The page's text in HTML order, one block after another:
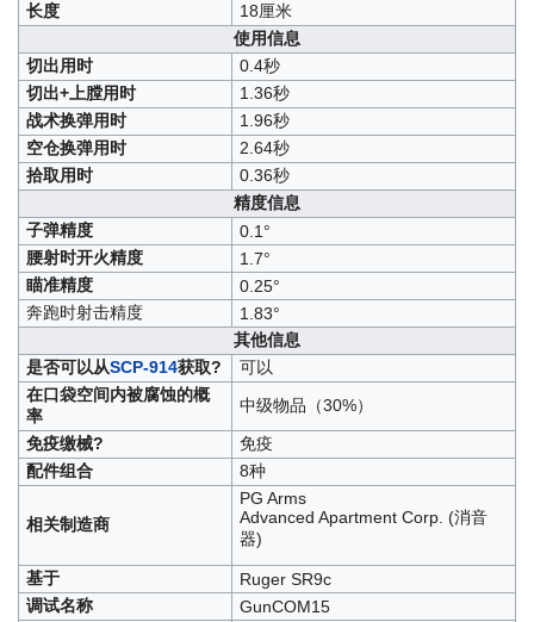
长度
18厘米
使用信息
切出用时
0.4秒
切出+上膛用时
1.36秒
战术换弹用时
1.96秒
空仓换弹用时
2.64秒
拾取用时
0.36秒
精度信息
子弹精度
0.1°
腰射时开火精度
1.7°
瞄准精度
0.25°
奔跑时射击精度
1.83°
其他信息
是否可以从SCP-914获取?
可以
在口袋空间内被腐蚀的概
率
中级物品（30%）
免疫缴械?
免疫
配件组合
8种
相关制造商
PG Arms
Advanced Apartment Corp. (消音
器)
基于
Ruger SR9c
调试名称
GunCOM15